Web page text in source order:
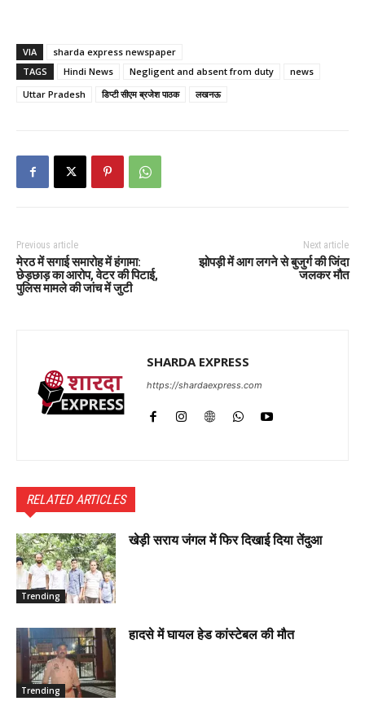
VIA
sharda express newspaper
TAGS
Hindi News Negligent and absent from duty
news
Uttar Pradesh
डिप्टी सीएम ब्रजेश पाठक लखनऊ
Previous article
मेरठ में सगाई समारोह में हंगामा:
छेड़छाड़ का आरोप, वेटर की पिटाई,
पुलिस मामले की जांच में जुटी
Next article
झोपड़ी में आग लगने से बुजुर्ग की जिंदा
जलकर मौत
SHARDA EXPRESS
https://shardaexpress.com
RELATED ARTICLES
Trending
खेड़ी सराय जंगल में फिर दिखाई दिया तेंदुआ
Trending
हादसे में घायल हेड कांस्टेबल की मौत